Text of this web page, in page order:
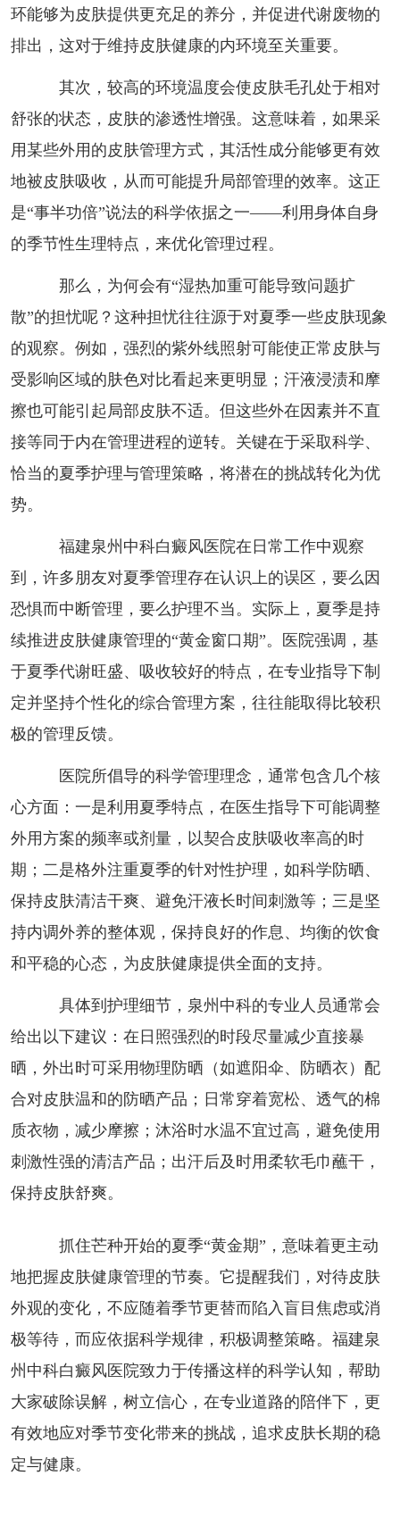
环能够为皮肤提供更充足的养分，并促进代谢废物的
排出，这对于维持皮肤健康的内环境至关重要。
其次，较高的环境温度会使皮肤毛孔处于相对
舒张的状态，皮肤的渗透性增强。这意味着，如果采
用某些外用的皮肤管理方式，其活性成分能够更有效
地被皮肤吸收，从而可能提升局部管理的效率。这正
是“事半功倍”说法的科学依据之一——利用身体自身
的季节性生理特点，来优化管理过程。
那么，为何会有“湿热加重可能导致问题扩
散”的担忧呢？这种担忧往往源于对夏季一些皮肤现象
的观察。例如，强烈的紫外线照射可能使正常皮肤与
受影响区域的肤色对比看起来更明显；汗液浸渍和摩
擦也可能引起局部皮肤不适。但这些外在因素并不直
接等同于内在管理进程的逆转。关键在于采取科学、
恰当的夏季护理与管理策略，将潜在的挑战转化为优
势。
福建泉州中科白癜风医院在日常工作中观察
到，许多朋友对夏季管理存在认识上的误区，要么因
恐惧而中断管理，要么护理不当。实际上，夏季是持
续推进皮肤健康管理的“黄金窗口期”。医院强调，基
于夏季代谢旺盛、吸收较好的特点，在专业指导下制
定并坚持个性化的综合管理方案，往往能取得比较积
极的管理反馈。
医院所倡导的科学管理理念，通常包含几个核
心方面：一是利用夏季特点，在医生指导下可能调整
外用方案的频率或剂量，以契合皮肤吸收率高的时
期；二是格外注重夏季的针对性护理，如科学防晒、
保持皮肤清洁干爽、避免汗液长时间刺激等；三是坚
持内调外养的整体观，保持良好的作息、均衡的饮食
和平稳的心态，为皮肤健康提供全面的支持。
具体到护理细节，泉州中科的专业人员通常会
给出以下建议：在日照强烈的时段尽量减少直接暴
晒，外出时可采用物理防晒（如遮阳伞、防晒衣）配
合对皮肤温和的防晒产品；日常穿着宽松、透气的棉
质衣物，减少摩擦；沐浴时水温不宜过高，避免使用
刺激性强的清洁产品；出汗后及时用柔软毛巾蘸干，
保持皮肤舒爽。
抓住芒种开始的夏季“黄金期”，意味着更主动
地把握皮肤健康管理的节奏。它提醒我们，对待皮肤
外观的变化，不应随着季节更替而陷入盲目焦虑或消
极等待，而应依据科学规律，积极调整策略。福建泉
州中科白癜风医院致力于传播这样的科学认知，帮助
大家破除误解，树立信心，在专业道路的陪伴下，更
有效地应对季节变化带来的挑战，追求皮肤长期的稳
定与健康。